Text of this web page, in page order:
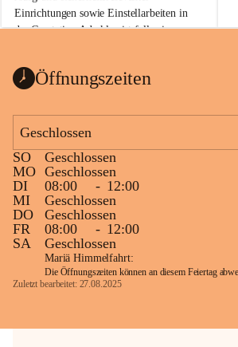
Einrichtungen sowie Einstellarbeiten in
der Gasstation Aderklaa ist fallweise
kommenden Tagen und Wochen wird
sein.
Die OMV Austria ist bemüht, für die
Bevölkerung ungewohnte, jedoch
technisch notwendige Betriebszustände so
kurz wie möglich zu halten.
Wir bitten daher die umliegende
Bevölkerung um Verständnis.
Glück Auf!
GmbH
Öffnungszeiten
Geschlossen
SO
Geschlossen
MO Geschlossen
DI
08:00 - 12:00
MI
Geschlossen
DO
Geschlossen
FR
08:00 - 12:00
SA
Geschlossen
Mariä Himmelfahrt:
Die Öffnungszeiten können an diesem Feiertag
Zuletzt bearbeitet: 27.08.2025